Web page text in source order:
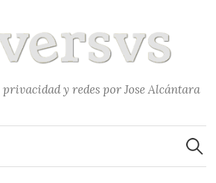
y redes por Jose Alcántara